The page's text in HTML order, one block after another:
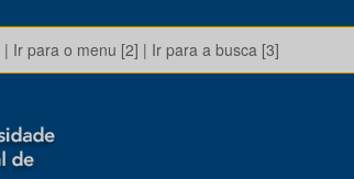
| Ir para o menu [2] | Ir para a busca [3]